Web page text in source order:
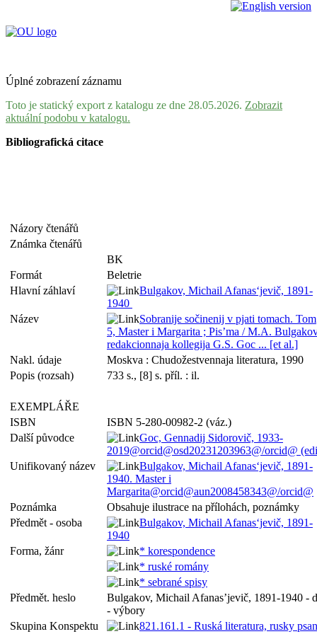
Úplné zobrazení záznamu
Toto je statický export z katalogu ze dne 28.05.2026. Zobrazit
aktuální podobu v katalogu.
Bibliografická citace
Názory čtenářů
Známka čtenářů
BK
Formát
Beletrie
Hlavní záhlaví
Bulgakov, Michail Afanas‘jevič, 1891-
1940
Název
Sobranije sočinenij v pjati tomach. Tom
5, Master i Margarita ; Pis’ma / M.A.
redakcionnaja kollegija G.S. Goc ... [et al.]
Nakl. údaje
Moskva : Chudožestvennaja literatura, 1990
Popis (rozsah)
733 s., [8] s. příl. : il.
EXEMPLÁŘE
ISBN
ISBN 5-280-00982-2 (váz.)
Další původce
Goc, Gennadij Sidorovič, 1933-
2019@orcid@osd20231203963@/orcid@
Unifikovaný název
Bulgakov, Michail Afanas‘jevič, 1891-
1940. Master i
Margarita@orcid@aun2008458343@/orcid@
Poznámka
Obsahuje ilustrace na přílohách, poznámky
Předmět - osoba
Bulgakov, Michail Afanas‘jevič, 1891-
1940
Forma, žánr
* korespondence
* ruské romány
* sebrané spisy
Předmět. heslo
Bulgakov, Michail Afanas’jevič, 1891-1940 -
- výbory
Skupina Konspektu
821.161.1 - Ruská literatura, rusky